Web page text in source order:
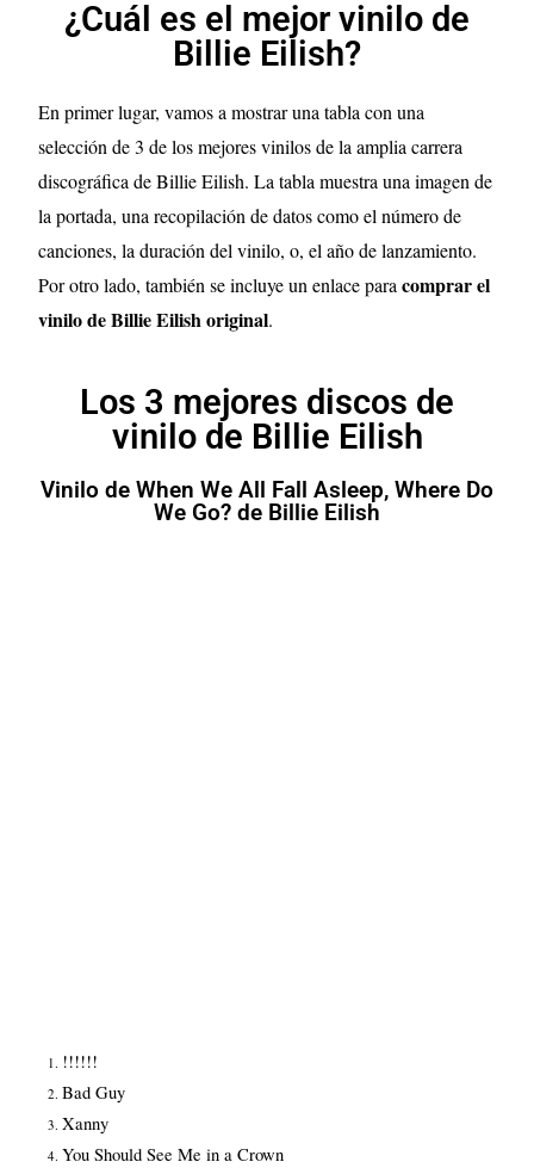
¿Cuál es el mejor vinilo de
Billie Eilish?
En primer lugar, vamos a mostrar una tabla con una
selección de 3 de los mejores vinilos de la amplia carrera
discográfica de Billie Eilish. La tabla muestra una imagen de
la portada, una recopilación de datos como el número de
canciones, la duración del vinilo, o, el año de lanzamiento.
Por otro lado, también se incluye un enlace paracomprar el
vinilo de Billie Eilish original.
Los 3 mejores discos de
vinilo de Billie Eilish
Vinilo de When We All Fall Asleep, Where Do
We Go? de Billie Eilish
!!!!!!
Bad Guy
Xanny
You Should See Me in a Crown